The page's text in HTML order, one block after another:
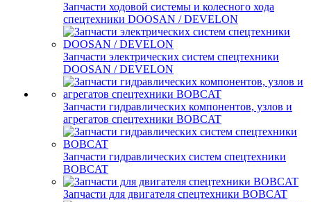
Запчасти ходовой системы и колесного хода
спецтехники DOOSAN / DEVELON
Запчасти электрических систем спецтехники
DOOSAN / DEVELON
Запчасти гидравлических компонентов, узлов и
агрегатов спецтехники BOBCAT
Запчасти гидравлических систем спецтехники
BOBCAT
Запчасти для двигателя спецтехники BOBCAT